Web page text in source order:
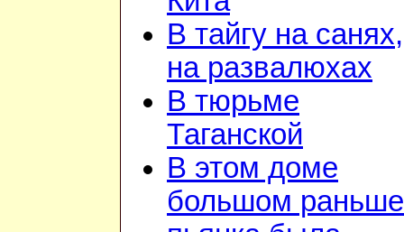
В тайгу на санях,
на развалюхах
В тюрьме
Таганской
В этом доме
большом раньше